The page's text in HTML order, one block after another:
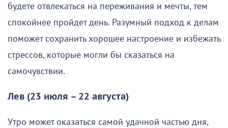
будете отвлекаться на переживания и мечты, тем
спокойнее пройдет день. Разумный подход к делам
поможет сохранить хорошее настроение и избежать
стрессов, которые могли бы сказаться на
самочувствии.
Лев (23 июля – 22 августа)
Утро может оказаться самой удачной частью дня,